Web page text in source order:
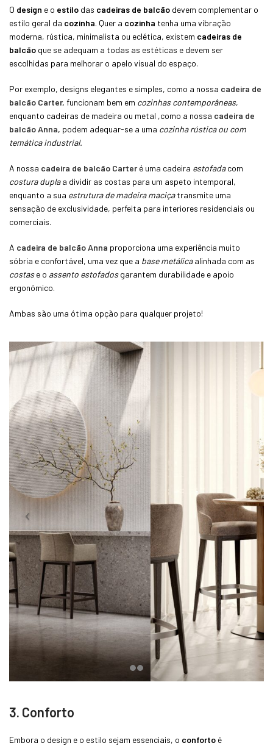
O design e o estilo das cadeiras de balcão devem complementar o
estilo geral da cozinha. Quer a cozinha tenha uma vibração
moderna, rústica, minimalista ou eclética, existem cadeiras de
balcão que se adequam a todas as estéticas e devem ser
escolhidas para melhorar o apelo visual do espaço.
Por exemplo, designs elegantes e simples, como a nossa cadeira de
balcão Carter, funcionam bem em cozinhas contemporâneas,
enquanto cadeiras de madeira ou metal ,como a nossa cadeira de
balcão Anna, podem adequar-se a uma cozinha rústica ou com
temática industrial.
A nossa cadeira de balcão Carteré uma cadeira estofadacom
costura duplaa dividir as costas para um aspeto intemporal,
enquanto a sua estrutura de madeira maciçatransmite uma
sensação de exclusividade, perfeita para interiores residenciais ou
comerciais.
A cadeira de balcão Anna proporciona uma experiência muito
sóbria e confortável, uma vez que a base metálicaalinhada com as
costase o assento estofadosgarantem durabilidade e apoio
ergonómico.
Ambas são uma ótima opção para qualquer projeto!
3. Conforto
Embora o design e o estilo sejam essenciais, o conforto é